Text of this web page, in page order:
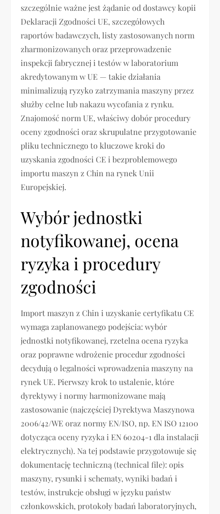
szczególnie ważne jest żądanie od dostawcy kopii
Deklaracji Zgodności UE, szczegółowych
raportów badawczych, listy zastosowanych norm
zharmonizowanych oraz przeprowadzenie
inspekcji fabrycznej i testów w laboratorium
akredytowanym w UE — takie działania
minimalizują ryzyko zatrzymania maszyny przez
służby celne lub nakazu wycofania z rynku.
Znajomość norm UE, właściwy dobór procedury
oceny zgodności oraz skrupulatne przygotowanie
pliku technicznego to kluczowe kroki do
uzyskania zgodności CE i bezproblemowego
importu maszyn z Chin na rynek Unii
Europejskiej.
Wybór jednostki
notyfikowanej, ocena
ryzyka i procedury
zgodności
Import maszyn z Chin i uzyskanie certyfikatu CE
wymaga zaplanowanego podejścia: wybór
jednostki notyfikowanej, rzetelna ocena ryzyka
oraz poprawne wdrożenie procedur zgodności
decydują o legalności wprowadzenia maszyny na
rynek UE. Pierwszy krok to ustalenie, które
dyrektywy i normy harmonizowane mają
zastosowanie (najczęściej Dyrektywa Maszynowa
2006/42/WE oraz normy EN/ISO, np. EN ISO 12100
dotycząca oceny ryzyka i EN 60204-1 dla instalacji
elektrycznych). Na tej podstawie przygotowuje się
dokumentację techniczną (technical file): opis
maszyny, rysunki i schematy, wyniki badań i
testów, instrukcje obsługi w języku państw
członkowskich, protokoły badań laboratoryjnych,